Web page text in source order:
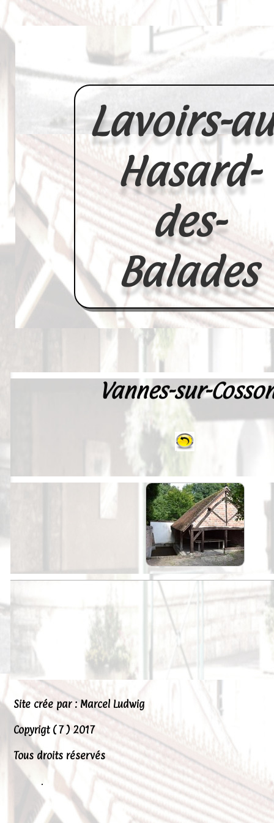
Lavoirs-
Hasard-
des-
Balades
Un Peu d'Histoire
Outils-des-Lavandières
Cartes Postales-Anciennes et
Presse
Liens
Vannes-sur-
Site crée par : Marcel Ludwig
Copyrigt ( 7 ) 2017
Tous droits réservés
.